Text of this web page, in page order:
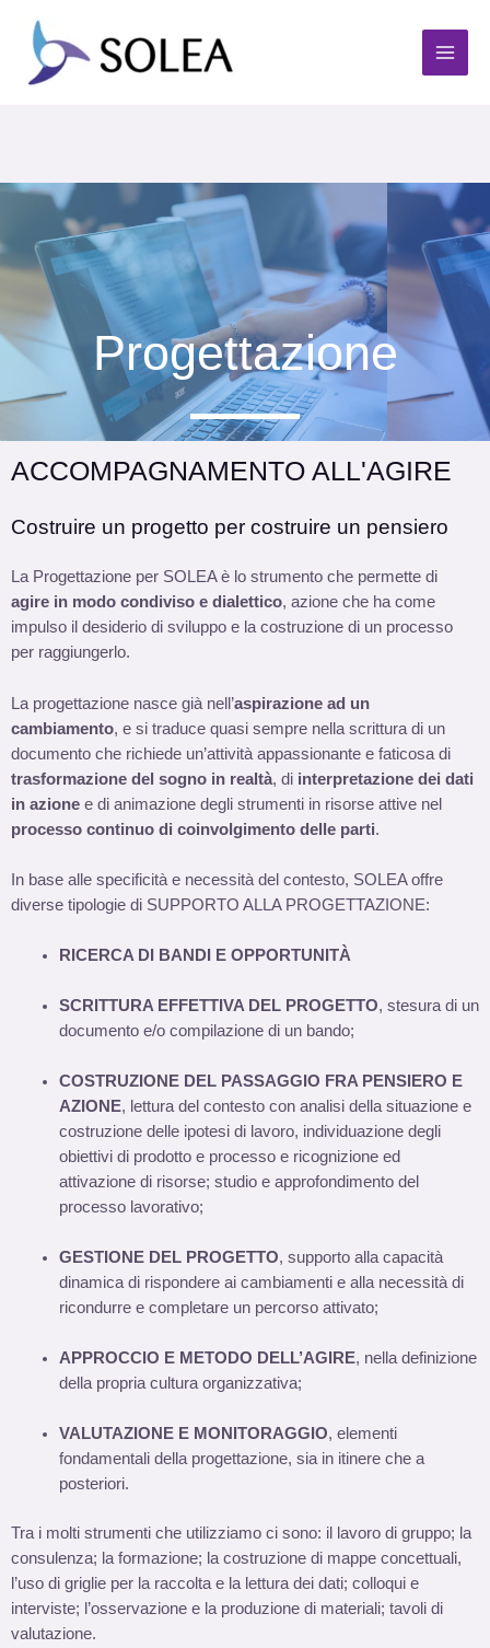
Progettazione
ACCOMPAGNAMENTO ALL'AGIRE
Costruire un progetto per costruire un pensiero
La Progettazione per SOLEA è lo strumento che permette di
agire in modo condiviso e dialettico, azione che ha come
impulso il desiderio di sviluppo e la costruzione di un processo
per raggiungerlo.
La progettazione nasce già nell’aspirazione ad un
cambiamento, e si traduce quasi sempre nella scrittura di un
documento che richiede un’attività appassionante e faticosa di
trasformazione del sogno in realtà, di interpretazione dei dati
in azione e di animazione degli strumenti in risorse attive nel
processo continuo di coinvolgimento delle parti.
In base alle specificità e necessità del contesto, SOLEA offre
diverse tipologie di SUPPORTO ALLA PROGETTAZIONE:
RICERCA DI BANDI E OPPORTUNITÀ
SCRITTURA EFFETTIVA DEL PROGETTO, stesura di un
documento e/o compilazione di un bando;
COSTRUZIONE DEL PASSAGGIO FRA PENSIERO E
AZIONE, lettura del contesto con analisi della situazione e
costruzione delle ipotesi di lavoro, individuazione degli
obiettivi di prodotto e processo e ricognizione ed
attivazione di risorse; studio e approfondimento del
processo lavorativo;
GESTIONE DEL PROGETTO, supporto alla capacità
dinamica di rispondere ai cambiamenti e alla necessità di
ricondurre e completare un percorso attivato;
APPROCCIO E METODO DELL’AGIRE, nella definizione
della propria cultura organizzativa;
VALUTAZIONE E MONITORAGGIO, elementi
fondamentali della progettazione, sia in itinere che a
posteriori.
Tra i molti strumenti che utilizziamo ci sono: il lavoro di gruppo; la
consulenza; la formazione; la costruzione di mappe concettuali,
l’uso di griglie per la raccolta e la lettura dei dati; colloqui e
interviste; l’osservazione e la produzione di materiali; tavoli di
valutazione.